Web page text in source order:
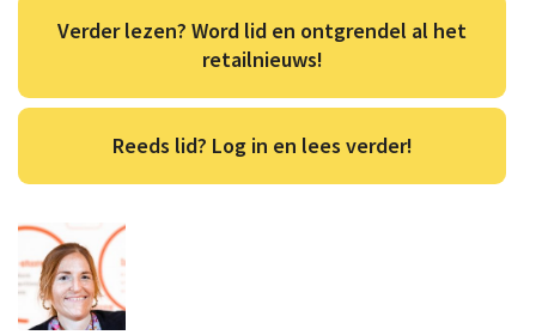
Verder lezen? Word lid en ontgrendel al het
retailnieuws!
Reeds lid? Log in en lees verder!